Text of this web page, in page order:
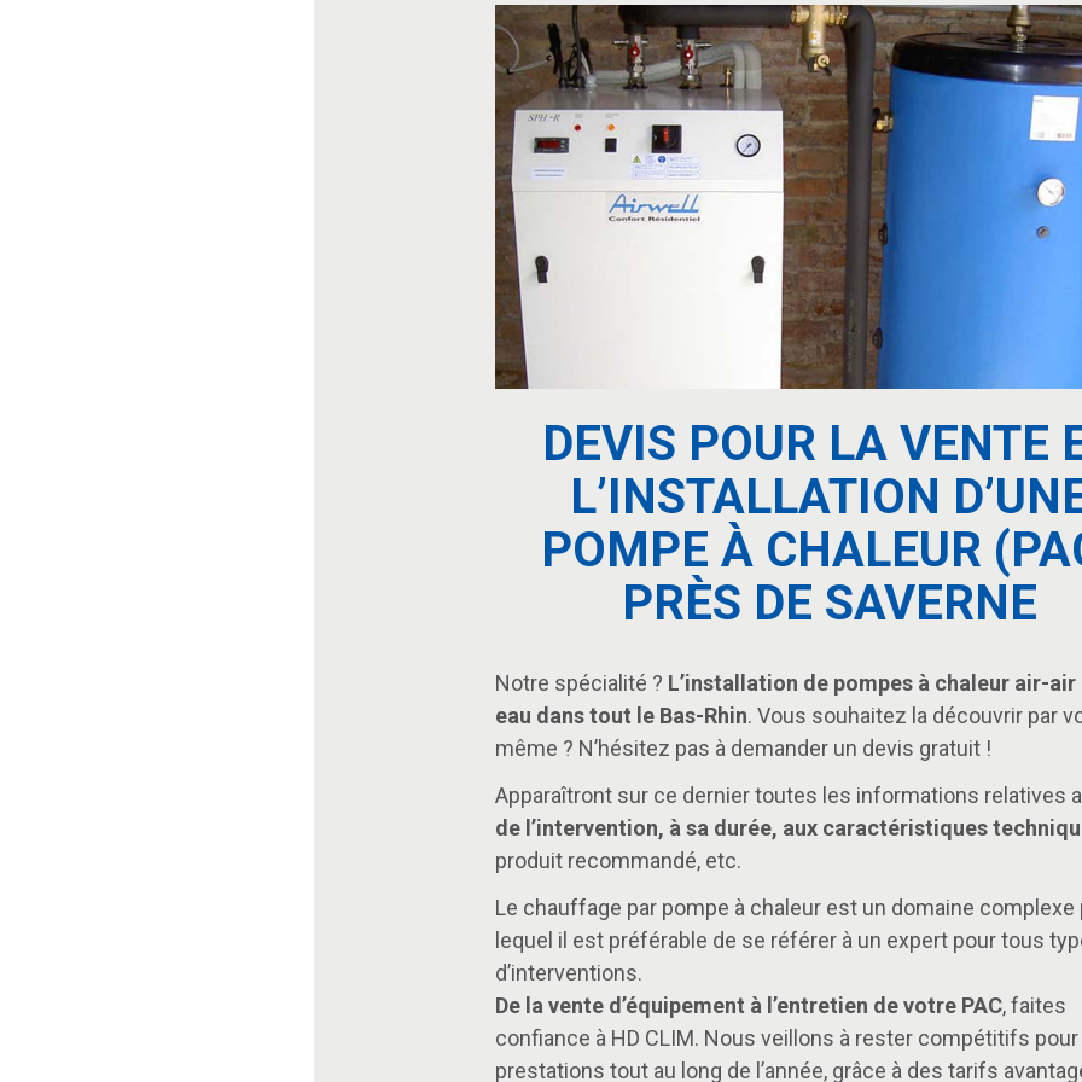
DEVIS POUR LA VENTE
L’INSTALLATION
POMPE À CHALEUR
PRÈS DE SAVERNE
Notre spécialité ? L’installation de pompes à chaleur air-
eau dans tout le Bas-Rhin. Vous souhaitez la découvrir par
même ? N’hésitez pas à demander un devis gratuit !
Apparaîtront sur ce dernier toutes les informations relatives
de l’intervention, à sa durée, aux caractéristiques
produit recommandé, etc.
Le chauffage par pompe à chaleur est un domaine complexe
lequel il est préférable de se référer à un expert pour tous
d’interventions.
De la vente d’équipement à l’entretien de votre PAC, faites
confiance à HD CLIM. Nous veillons à rester compétitifs
prestations tout au long de l’année, grâce à des tarifs